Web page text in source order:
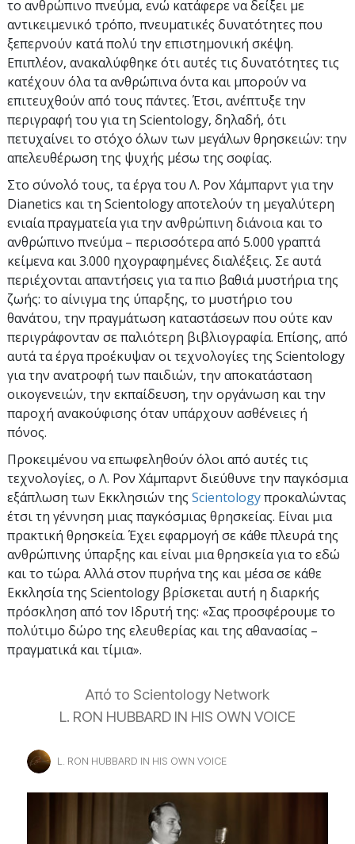
το ανθρώπινο πνεύμα, ενώ κατάφερε να δείξει με
αντικειμενικό τρόπο, πνευματικές δυνατότητες που
ξεπερνούν κατά πολύ την επιστημονική σκέψη.
Επιπλέον, ανακαλύφθηκε ότι αυτές τις δυνατότητες τις
κατέχουν όλα τα ανθρώπινα όντα και μπορούν να
επιτευχθούν από τους πάντες. Έτσι, ανέπτυξε την
περιγραφή του για τη Scientology, δηλαδή, ότι
πετυχαίνει το στόχο όλων των μεγάλων θρησκειών: την
απελευθέρωση της ψυχής μέσω της σοφίας.
Στο σύνολό τους, τα έργα του Λ. Ρον Χάμπαρντ για την
Dianetics και τη Scientology αποτελούν τη μεγαλύτερη
ενιαία πραγματεία για την ανθρώπινη διάνοια και το
ανθρώπινο πνεύμα – περισσότερα από 5.000 γραπτά
κείμενα και 3.000 ηχογραφημένες διαλέξεις. Σε αυτά
περιέχονται απαντήσεις για τα πιο βαθιά μυστήρια της
ζωής: το αίνιγμα της ύπαρξης, το μυστήριο του
θανάτου, την πραγμάτωση καταστάσεων που ούτε καν
περιγράφονταν σε παλιότερη βιβλιογραφία. Επίσης, από
αυτά τα έργα προέκυψαν οι τεχνολογίες της Scientology
για την ανατροφή των παιδιών, την αποκατάσταση
οικογενειών, την εκπαίδευση, την οργάνωση και την
παροχή ανακούφισης όταν υπάρχουν ασθένειες ή
πόνος.
Προκειμένου να επωφεληθούν όλοι από αυτές τις
τεχνολογίες, ο Λ. Ρον Χάμπαρντ διεύθυνε την παγκόσμια
εξάπλωση των Εκκλησιών της Scientologyπροκαλώντας
έτσι τη γέννηση μιας παγκόσμιας θρησκείας. Είναι μια
πρακτική θρησκεία. Έχει εφαρμογή σε κάθε πλευρά της
ανθρώπινης ύπαρξης και είναι μια θρησκεία για το εδώ
και το τώρα. Αλλά στον πυρήνα της και μέσα σε κάθε
Εκκλησία της Scientology βρίσκεται αυτή η διαρκής
πρόσκληση από τον Ιδρυτή της: «Σας προσφέρουμε το
πολύτιμο δώρο της ελευθερίας και της αθανασίας –
πραγματικά και τίμια».
Από το Scientology Network
L. RON HUBBARD IN HIS OWN VOICE
L. RON HUBBARD IN HIS OWN VOICE